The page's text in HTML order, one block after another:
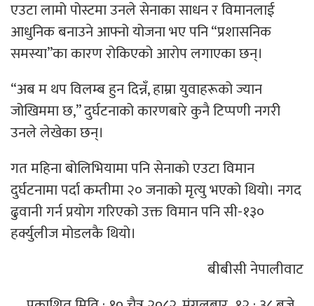
एउटा लामो पोस्टमा उनले सेनाका साधन र विमानलाई
आधुनिक बनाउने आफ्नो योजना भए पनि “प्रशासनिक
समस्या”का कारण रोकिएको आरोप लगाएका छन्।
“अब म थप विलम्ब हुन दिन्नँ, हाम्रा युवाहरूको ज्यान
जोखिममा छ,” दुर्घटनाको कारणबारे कुनै टिप्पणी नगरी
उनले लेखेका छन्।
गत महिना बोलिभियामा पनि सेनाको एउटा विमान
दुर्घटनामा पर्दा कम्तीमा २० जनाको मृत्यु भएको थियो। नगद
ढुवानी गर्न प्रयोग गरिएको उक्त विमान पनि सी-१३०
हर्क्युलीज मोडलकै थियो।
बीबीसी नेपालीवाट